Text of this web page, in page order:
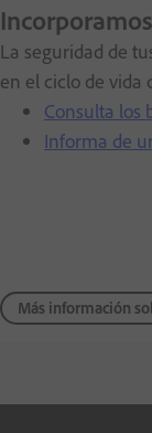
La seguridad de
en el ciclo de vida
Consulta los
Informa de
Más información